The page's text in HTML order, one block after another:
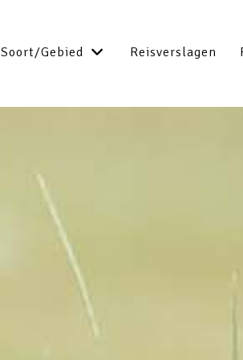
Soort/Gebied Reisverslagen